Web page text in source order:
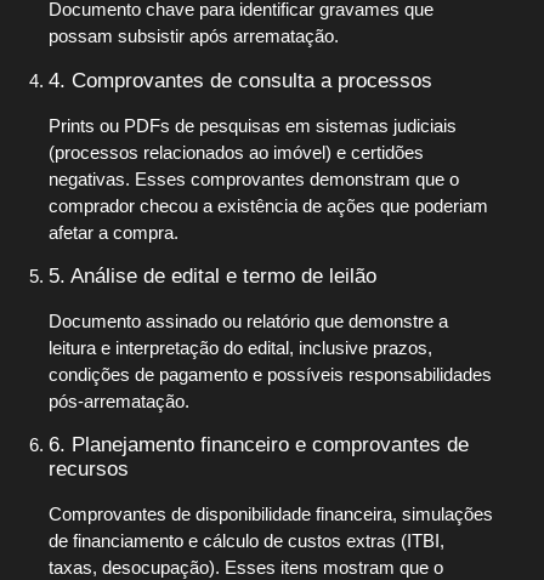
Documento chave para identificar gravames que
possam subsistir após arrematação.
4. Comprovantes de consulta a processos
Prints ou PDFs de pesquisas em sistemas judiciais
(processos relacionados ao imóvel) e certidões
negativas. Esses comprovantes demonstram que o
comprador checou a existência de ações que poderiam
afetar a compra.
5. Análise de edital e termo de leilão
Documento assinado ou relatório que demonstre a
leitura e interpretação do edital, inclusive prazos,
condições de pagamento e possíveis responsabilidades
pós-arrematação.
6. Planejamento financeiro e comprovantes de
recursos
Comprovantes de disponibilidade financeira, simulações
de financiamento e cálculo de custos extras (ITBI,
taxas, desocupação). Esses itens mostram que o